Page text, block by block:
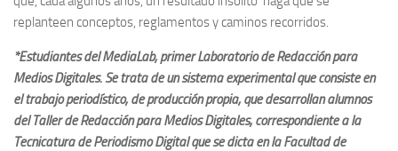
replanteen conceptos, reglamentos y caminos recorridos.
*Estudiantes del MediaLab, primer Laboratorio de Redacción para
Medios Digitales. Se trata de un sistema experimental que consiste en
el trabajo periodístico, de producción propia, que desarrollan alumnos
del Taller de Redacción para Medios Digitales, correspondiente a la
Tecnicatura de Periodismo Digital que se dicta en la Facultad de